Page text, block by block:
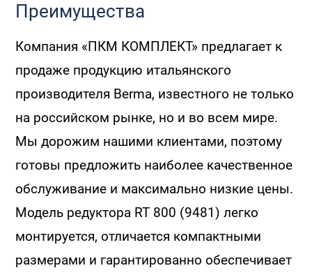
Преимущества
Компания «ПКМ КОМПЛЕКТ» предлагает к
продаже продукцию итальянского
производителя Berma, известного не только
на российском рынке, но и во всем мире.
Мы дорожим нашими клиентами, поэтому
готовы предложить наиболее качественное
обслуживание и максимально низкие цены.
Модель редуктора RT 800 (9481) легко
монтируется, отличается компактными
размерами и гарантированно обеспечивает